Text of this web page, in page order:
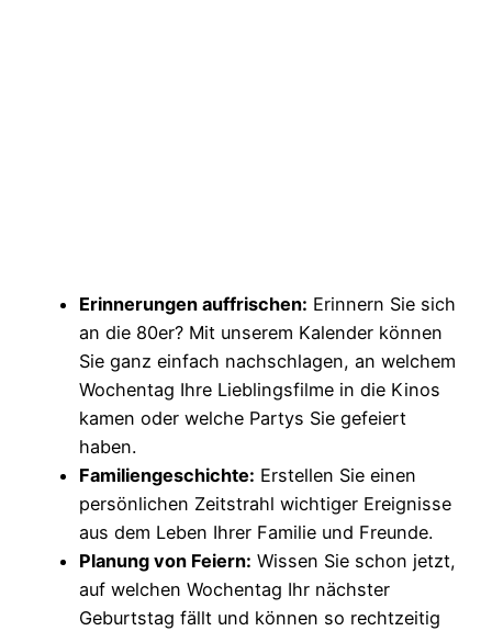
Erinnerungen auffrischen: Erinnern Sie sich
an die 80er? Mit unserem Kalender können
Sie ganz einfach nachschlagen, an welchem
Wochentag Ihre Lieblingsfilme in die Kinos
kamen oder welche Partys Sie gefeiert
haben.
Familiengeschichte: Erstellen Sie einen
persönlichen Zeitstrahl wichtiger Ereignisse
aus dem Leben Ihrer Familie und Freunde.
Planung von Feiern: Wissen Sie schon jetzt,
auf welchen Wochentag Ihr nächster
Geburtstag fällt und können so rechtzeitig